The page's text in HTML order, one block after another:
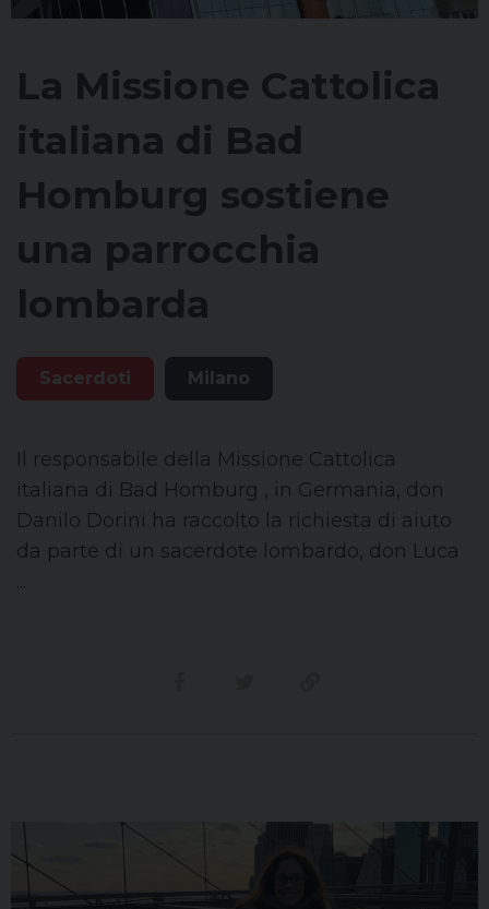
La Missione Cattolica
italiana di Bad
Homburg sostiene
una parrocchia
lombarda
Sacerdoti Milano
Il responsabile della Missione Cattolica
italiana di Bad Homburg , in Germania, don
Danilo Dorini ha raccolto la richiesta di aiuto
da parte di un sacerdote lombardo, don Luca
...